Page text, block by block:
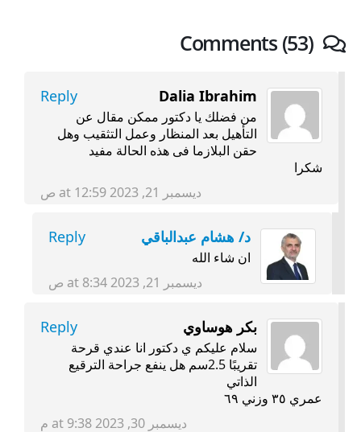
Comments (53)
Dalia Ibrahim
Reply
من فضلك يا دكتور ممكن مقال عن
التأهيل بعد المنظار وعمل التثقيب وهل
حقن البلازما فى هذه الحالة مفيد
شكرا
ديسمبر 21, 2023 at 12:59 ص
د/ هشام عبدالباقي Reply
ان شاء الله
ديسمبر 21, 2023 at 8:34 ص
بكر هوساوي Reply
سلام عليكم ي دكتور انا عندي قرحة
تقريبًا 2.5سم هل ينفع جراحة الترقيع
الذاتي
عمري ٣٥ وزني ٦٩
ديسمبر 30, 2023 at 9:38 م